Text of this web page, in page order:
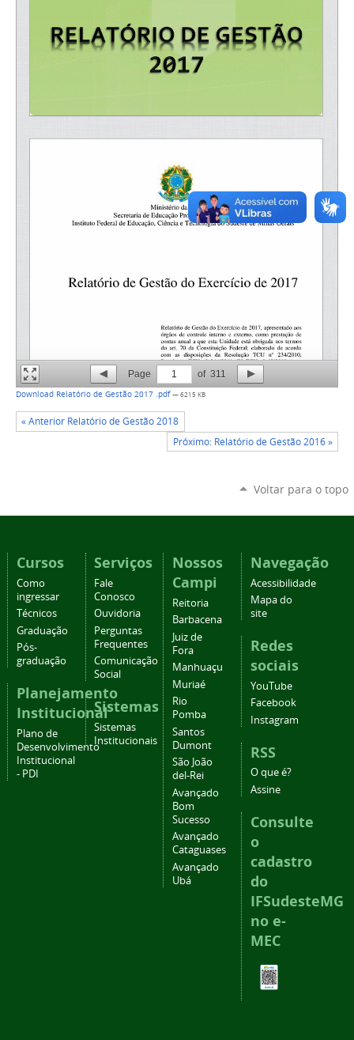
Page 1 of 311
Download Relatório de Gestão 2017 .pdf— 6215 KB
« Anterior Relatório de Gestão 2018
Próximo: Relatório de Gestão 2016 »
Voltar para o topo
Cursos
Como
ingressar
Técnicos
Graduação
Pós-
graduação
Planejamento
Institucional
Plano de
Desenvolvimento
Institucional
- PDI
Serviços
Fale
Conosco
Ouvidoria
Perguntas
Frequentes
Comunicação
Social
Sistemas
Sistemas
Institucionais
Nossos
Campi
Reitoria
Barbacena
Juiz de
Fora
Manhuaçu
Muriaé
Rio
Pomba
Santos
Dumont
São João
del-Rei
Avançado
Bom
Sucesso
Avançado
Cataguases
Avançado
Ubá
Navegação
Acessibilidade
Mapa do
site
Redes
sociais
YouTube
Facebook
Instagram
RSS
O que é?
Assine
Consulte
o
cadastro
do
IFSudesteMG
no e-
MEC